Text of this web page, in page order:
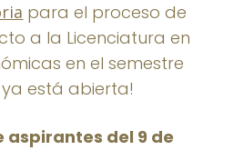
para el proceso de
a la Licenciatura en
en el semestre
ya está abierta!
aspirantes del 9 de